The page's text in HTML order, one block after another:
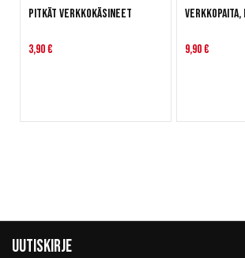
Pitkät verkkokäsineet
3,90 €
Verkkopaita,
9,90 €
Uutiskirje